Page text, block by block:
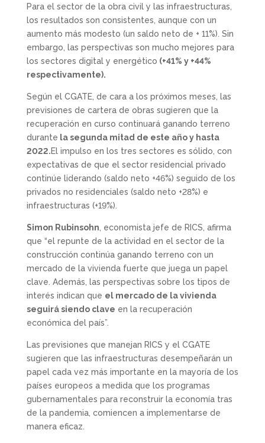
Para el sector de la obra civil y las infraestructuras,
los resultados son consistentes, aunque con un
aumento más modesto (un saldo neto de + 11%). Sin
embargo, las perspectivas son mucho mejores para
los sectores digital y energético (+41% y +44%
respectivamente).
Según el CGATE, de cara a los próximos meses, las
previsiones de cartera de obras sugieren que la
recuperación en curso continuará ganando terreno
durante la segunda mitad de este año y hasta
2022.El impulso en los tres sectores es sólido, con
expectativas de que el sector residencial privado
continúe liderando (saldo neto +46%) seguido de los
privados no residenciales (saldo neto +28%) e
infraestructuras (+19%).
Simon Rubinsohn , economista jefe de RICS, afirma
que “el repunte de la actividad en el sector de la
construcción continúa ganando terreno con un
mercado de la vivienda fuerte que juega un papel
clave. Además, las perspectivas sobre los tipos de
interés indican que el mercado de la vivienda
seguirá siendo clave en la recuperación
económica del país”.
Las previsiones que manejan RICS y el CGATE
sugieren que las infraestructuras desempeñarán un
papel cada vez más importante en la mayoría de los
países europeos a medida que los programas
gubernamentales para reconstruir la economía tras
de la pandemia, comiencen a implementarse de
manera eficaz.